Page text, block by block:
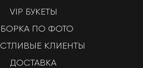
VIP БУКЕТЫ
ПО ФОТО
КЛИЕНТЫ
ДОСТАВКА